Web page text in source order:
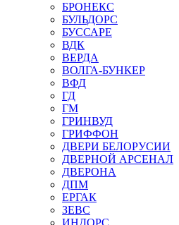
БРОНЕКС
БУЛЬДОРС
БУССАРЕ
ВДК
ВЕРДА
ВОЛГА-БУНКЕР
ВФД
ГД
ГМ
ГРИНВУД
ГРИФФОН
ДВЕРИ БЕЛОРУСИИ
ДВЕРНОЙ АРСЕНАЛ
ДВЕРОНА
ДПМ
ЕРГАК
ЗЕВС
ИНДОРС